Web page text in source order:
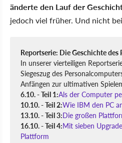
änderte den Lauf der
jedoch viel früher. Und nicht
Reportserie: Die Geschichte des
In unserer vierteiligen
Siegeszug des
Anfängen zur ultimativen
6.10. - Teil 1:Als der Computer
10.10. - Teil 2:Wie IBM den PC
13.10. - Teil 3:Die großen
16.10. - Teil 4:Mit sieben
Plattform